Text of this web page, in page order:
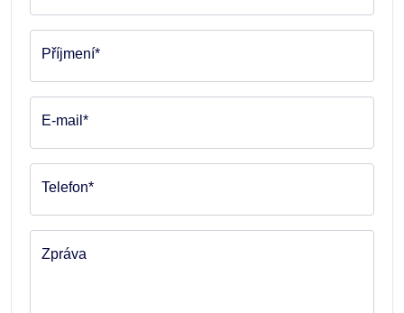
Příjmení*
E-mail*
Telefon*
Zpráva